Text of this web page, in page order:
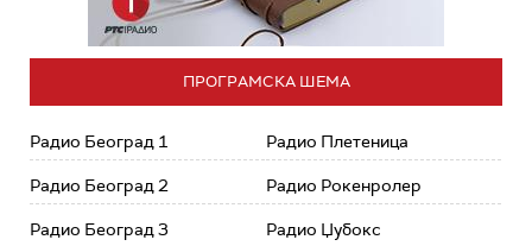
ПРОГРАМСКА ШЕМА
Радио Београд 1
Радио Београд 2
Радио Београд 3
Радио Плетеница
Радио Рокенролер
Радио Џубокс